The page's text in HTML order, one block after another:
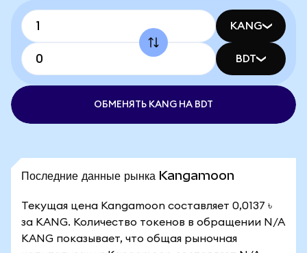
KANG
BDT
ОБМЕНЯТЬ KANG НА BDT
Последние данные рынка Kangamoon
Текущая цена Kangamoon составляет 0,0137 ৳
за KANG. Количество токенов в обращении N/A
KANG показывает, что общая рыночная